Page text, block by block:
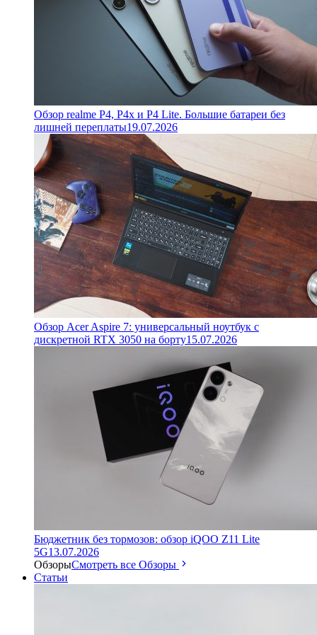
Обзор realme P4, P4x и P4 Lite. Большие батареи без
лишней переплаты19.07.2026
Обзор Acer Aspire 7: универсальный ноутбук с
дискретной RTX 3050 на борту15.07.2026
Бюджетник без тормозов: обзор iQOO Z11 Lite
5G13.07.2026
ОбзорыСмотреть все Обзоры
Статьи